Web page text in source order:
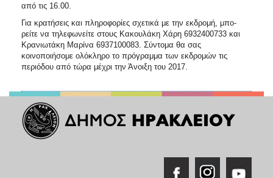
ΠΟΛΙΤΙΣΜΟΣ
ΑΝΘΕΚΤΙΚΗ
ΠΟΛΗ
από τις 16.00.
Για κρατήσεις και πληροφορίες σχετικά με την εκδρομή, μπο-
ρείτε να τηλεφωνείτε στους Κακουλάκη Χάρη 6932400733 και
Κρανιωτάκη Μαρίνα 6937100083. Σύντομα θα σας
κοινοποιήσομε ολόκληρο το πρόγραμμα των εκδρομών τις
περιόδου από τώρα μέχρι την Άνοιξη του 2017.